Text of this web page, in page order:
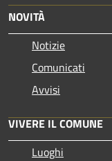
NOVITÀ
Notizie
Comunicati
Avvisi
VIVERE IL COMUNE
Luoghi